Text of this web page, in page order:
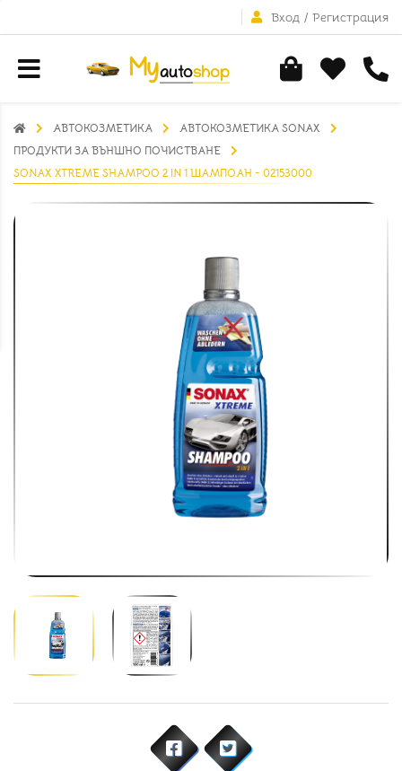
Вход / Регистрация
АВТОКОЗМЕТИКА
АВТОКОЗМЕТИКА SONAX
ПРОДУКТИ ЗА ВЪНШНО ПОЧИСТВАНЕ
SONAX XTREME SHAMPOO 2 IN 1 ШАМПОАН - 02153000